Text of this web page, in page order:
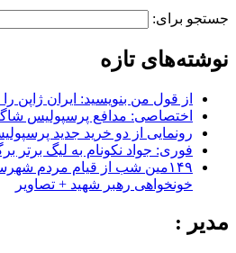
جستجو برای:
نوشته‌های تازه
از قول من بنویسید: ایران ژاپن
اختصاصی: مدافع پرسپولیس
رونمایی از دو خرید جدید
فوری: جواد نکونام به لیگ برتر
۱۴۹مین شب از قیام مردم
خونخواهی رهبر شهید + تصاویر
مدیر :